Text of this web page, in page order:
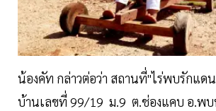
น้องคัท กล่าวต่อว่า สถานที่"ไร่พบรักแด
บ้านเลขที่ 99/19 ม.9 ต.ช่องแคบ อ.พบ